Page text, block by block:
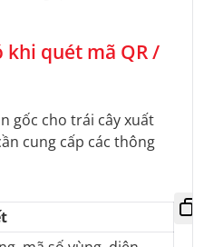
khi quét mã QR /
gốc cho trái cây xuất
cung cấp các thông